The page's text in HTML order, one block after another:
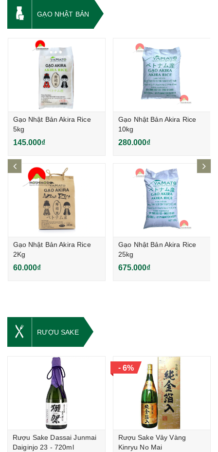
GẠO NHẬT BẢN
Gạo Nhật Bản Akira Rice
5kg
145.000₫
Gạo Nhật Bản Akira Rice
2Kg
60.000₫
Gạo Nhật Bản Akira Rice
10kg
280.000₫
Gạo Nhật Bản Akira Rice
25kg
675.000₫
RƯỢU SAKE
Rượu Sake Dassai Junmai
Daiginjo 23 - 720ml
-6%
Rượu Sake Vảy Vàng
Kinryu No Mai